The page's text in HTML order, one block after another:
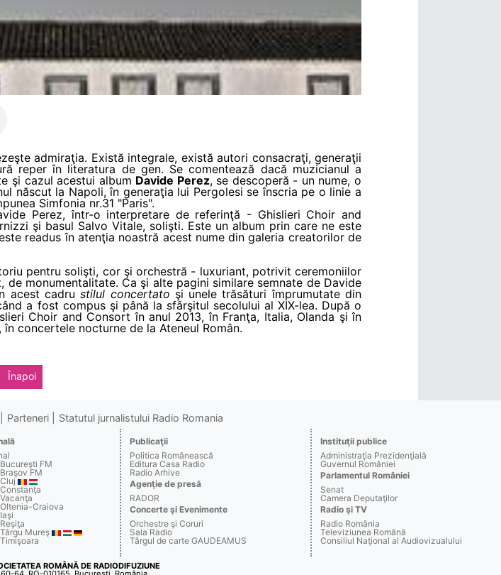
admiraţia. Există integrale, există autori consacraţi, generaţii
reper în literatura de gen. Se comentează dacă muzicianul a
şi cazul acestui album Davide Perez, se descoperă - un nume, o
născut la Napoli, în generaţia lui Pergolesi se înscria pe o linie a
Simfonia nr.31 "Paris".
Perez, într-o interpretare de referinţă - Ghislieri Choir and
şi basul Salvo Vitale, solişti. Este un album prin care ne este
readus în atenţia noastră acest nume din galeria creatorilor de
pentru solişti, cor şi orchestră - luxuriant, potrivit ceremoniilor
monumentalitate. Ca şi alte pagini similare semnate de Davide
acest cadrustilul concertato şi unele trăsături împrumutate din
a fost compus şi până la sfârşitul secolului al XIX-lea. După o
Choir and Consort în anul 2013, în Franţa, Italia, Olanda şi în
concertele nocturne de la Ateneul Român.
Înapoi
Parteneri Statutul jurnalistului Radio Romania
FM
FM
Craiova
Mureş
Publicaţii
Politica Românească
Editura Casa Radio
Radio Arhive
Agenţie de presă
RADOR
Concerte şi Evenimente
Orchestre şi Coruri
Sala Radio
Târgul de carte GAUDEAMUS
Instituţii publice
Administraţia Prezidenţială
Guvernul României
Parlamentul României
Senat
Camera Deputaţilor
Radio şi TV
Radio România
Televiziunea Română
Consiliul Naţional al Audiovizualului
ROMÂNĂ DE RADIODIFUZIUNE